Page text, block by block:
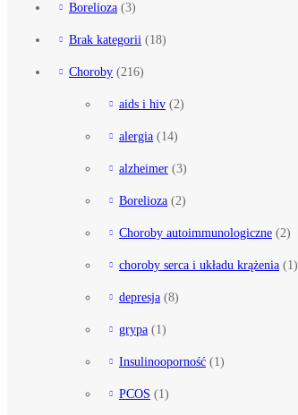
Borelioza (3)
Brak kategorii (18)
Choroby (216)
aids i hiv (2)
alergia (14)
alzheimer (3)
Borelioza (2)
Choroby autoimmunologiczne (2)
choroby serca i układu krążenia (1)
depresja (8)
grypa (1)
Insulinooporność (1)
PCOS (1)